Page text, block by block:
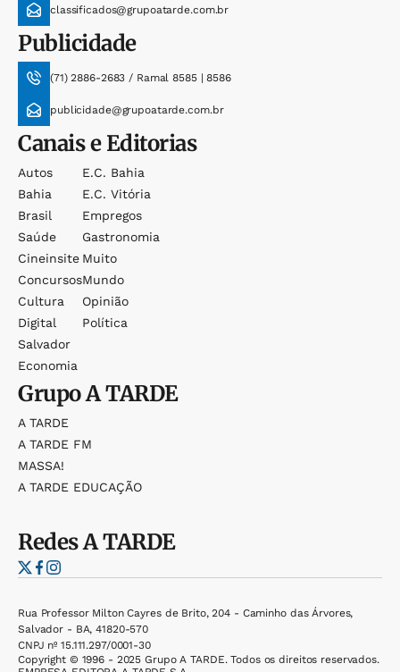
classificados@grupoatarde.com.br
Publicidade
(71) 2886-2683 / Ramal 8585 | 8586
publicidade@grupoatarde.com.br
Canais e Editorias
Autos
Bahia
Brasil
Saúde
Cineinsite
Concursos
Cultura
Digital
Salvador
Economia
E.c. Bahia
E.c. Vitória
Empregos
Gastronomia
Muito
Mundo
Opinião
Política
GrupoA TARDE
A TARDE
A TARDE FM
MASSA!
A TARDE EDUCAÇÃO
RedesA TARDE
Rua Professor Milton Cayres de Brito, 204 - Caminho das Árvores,
Salvador - BA, 41820-570
CNPJ nº 15.111.297/0001-30
Copyright © 1996 - 2025 Grupo A TARDE. Todos os direitos reservados.